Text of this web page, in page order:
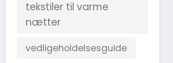
tekstiler til varme
nætter
vedligeholdelsesguide